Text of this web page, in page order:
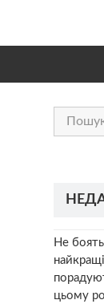
Пошук:
Не
цьому